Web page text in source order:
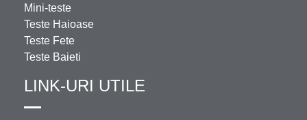
Mini-teste
Teste Haioase
Teste Fete
Teste Baieti
LINK-URI UTILE